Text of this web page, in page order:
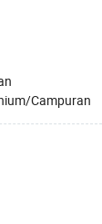
Campuran